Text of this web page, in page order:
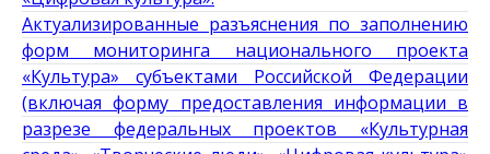
Актуализированные разъяснения по заполнению
форм мониторинга национального проекта
«Культура» субъектами Российской Федерации
(включая форму предоставления информации в
разрезе федеральных проектов «Культурная